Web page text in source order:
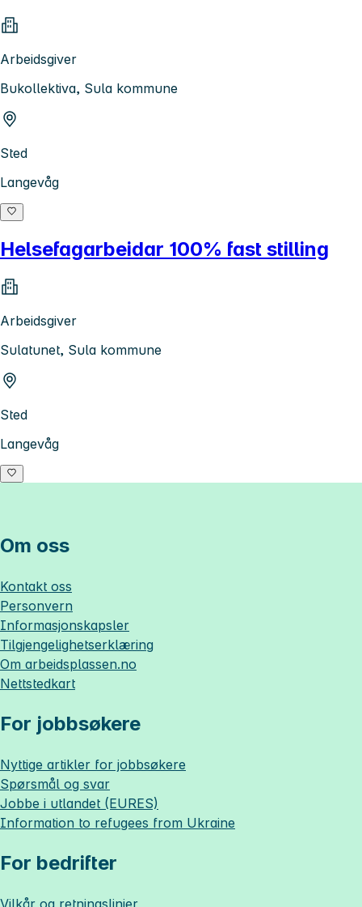
Arbeidsgiver
Bukollektiva, Sula kommune
Sted
Langevåg
Helsefagarbeidar 100% fast stilling
Arbeidsgiver
Sulatunet, Sula kommune
Sted
Langevåg
Om oss
Kontakt oss
Personvern
Informasjonskapsler
Tilgjengelighetserklæring
Om arbeidsplassen.no
Nettstedkart
For jobbsøkere
Nyttige artikler for jobbsøkere
Spørsmål og svar
Jobbe i utlandet (EURES)
Information to refugees from Ukraine
For bedrifter
Vilkår og retningslinjer